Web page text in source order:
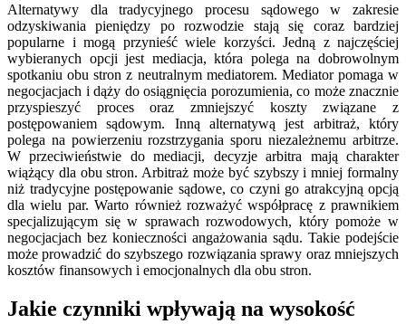
Alternatywy dla tradycyjnego procesu sądowego w zakresie
odzyskiwania pieniędzy po rozwodzie stają się coraz bardziej
popularne i mogą przynieść wiele korzyści. Jedną z najczęściej
wybieranych opcji jest mediacja, która polega na dobrowolnym
spotkaniu obu stron z neutralnym mediatorem. Mediator pomaga w
negocjacjach i dąży do osiągnięcia porozumienia, co może znacznie
przyspieszyć proces oraz zmniejszyć koszty związane z
postępowaniem sądowym. Inną alternatywą jest arbitraż, który
polega na powierzeniu rozstrzygania sporu niezależnemu arbitrze.
W przeciwieństwie do mediacji, decyzje arbitra mają charakter
wiążący dla obu stron. Arbitraż może być szybszy i mniej formalny
niż tradycyjne postępowanie sądowe, co czyni go atrakcyjną opcją
dla wielu par. Warto również rozważyć współpracę z prawnikiem
specjalizującym się w sprawach rozwodowych, który pomoże w
negocjacjach bez konieczności angażowania sądu. Takie podejście
może prowadzić do szybszego rozwiązania sprawy oraz mniejszych
kosztów finansowych i emocjonalnych dla obu stron.
Jakie czynniki wpływają na wysokość